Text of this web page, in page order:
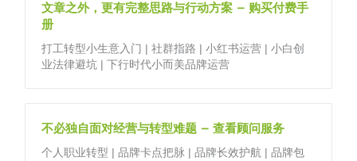
文章之外，更有完整思路与行动方案 – 购买付费手
册
打工转型小生意入门 | 社群指路 | 小红书运营 | 小白创
业法律避坑 | 下行时代小而美品牌运营
不必独自面对经营与转型难题 – 查看顾问服务
个人职业转型 | 品牌卡点把脉 | 品牌长效护航 | 品牌包